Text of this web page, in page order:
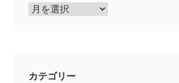
ア
カテゴリー